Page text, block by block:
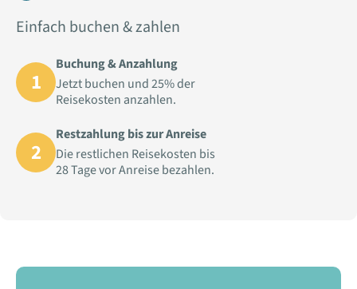
Einfach buchen & zahlen
1
Buchung & Anzahlung
Jetzt buchen und 25% der
Reisekosten anzahlen.
2
Restzahlung bis zur Anreise
Die restlichen Reisekosten bis
28 Tage vor Anreise bezahlen.